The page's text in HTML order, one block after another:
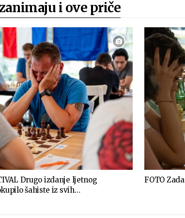
i ove priče
Drugo izdanje ljetnog
šahiste iz svih…
FOTO